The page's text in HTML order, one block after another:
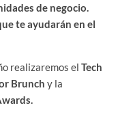
de negocio.
te ayudarán en el
realizaremos el Tech
Brunch y la